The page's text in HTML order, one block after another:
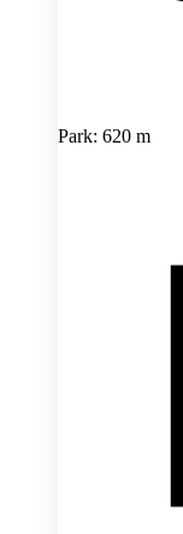
Park: 620 m